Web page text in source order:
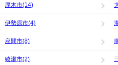
厚木市(14)
伊勢原市(4)
座間市(8)
綾瀬市(2)